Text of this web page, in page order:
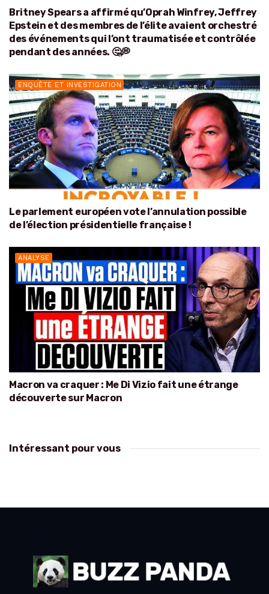
Britney Spears a affirmé qu’Oprah Winfrey, Jeffrey
Epstein et des membres de l’élite avaient orchestré
des événements qui l’ont traumatisée et contrôlée
pendant des années. 🤔💭
ENQUÊTE ET INVESTIGATION
Le parlement européen vote l’annulation possible
de l’élection présidentielle française !
ANALYSE
Macron va craquer : Me Di Vizio fait une étrange
découverte sur Macron
Intéressant pour vous